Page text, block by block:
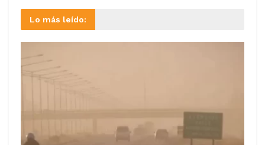
Lo más leído: